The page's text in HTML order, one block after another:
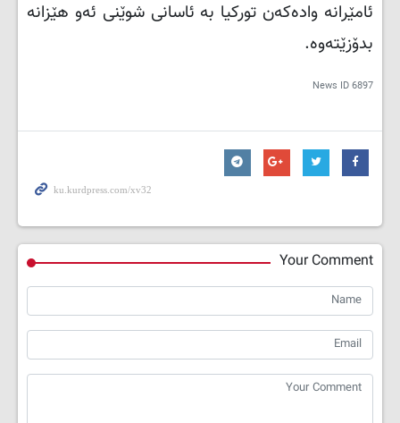
ئامێرانە وادەکەن تورکیا بە ئاسانی شوێنی ئەو هێزانە
بدۆزێتەوە.
News ID6897
Your Comment